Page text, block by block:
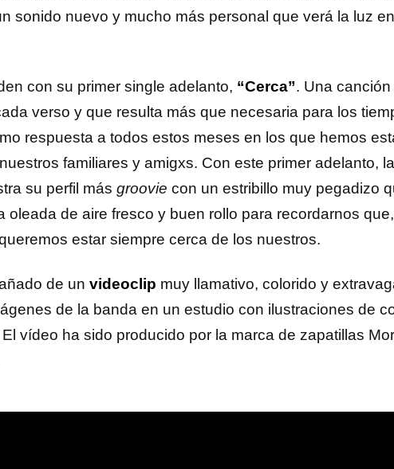
sonido nuevo y mucho más personal que verá la luz en
con su primer single adelanto, “Cerca”. Una canción
verso y que resulta más que necesaria para los
respuesta a todos estos meses en los que hemos
familiares y amigxs. Con este primer adelanto, la
su perfil más groovie con un estribillo muy pegadizo
oleada de aire fresco y buen rollo para recordarnos
estar siempre cerca de los nuestros.
de un videoclip muy llamativo, colorido y
de la banda en un estudio con ilustraciones de
vídeo ha sido producido por la marca de zapatillas